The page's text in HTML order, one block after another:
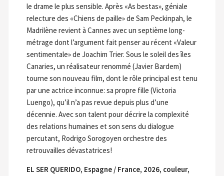
le drame le plus sensible. Après «As bestas», géniale
relecture des «Chiens de paille» de Sam Peckinpah, le
Madrilène revient à Cannes avec un septième long-
métrage dont l’argument fait penser au récent «Valeur
sentimentale» de Joachim Trier. Sous le soleil des îles
Canaries, un réalisateur renommé (Javier Bardem)
tourne son nouveau film, dont le rôle principal est tenu
par une actrice inconnue: sa propre fille (Victoria
Luengo), qu’il n’a pas revue depuis plus d’une
décennie. Avec son talent pour décrire la complexité
des relations humaines et son sens du dialogue
percutant, Rodrigo Sorogoyen orchestre des
retrouvailles dévastatrices!
EL SER QUERIDO, Espagne / France, 2026, couleur,